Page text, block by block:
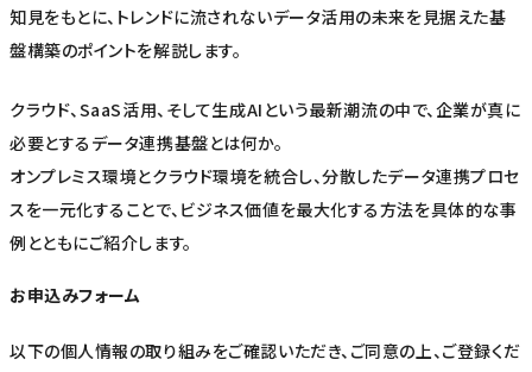
知見をもとに、トレンドに流されないデータ活用の未来を見据えた基
盤構築のポイントを解説します。
クラウド、SaaS活用、そして生成AIという最新潮流の中で、企業が真に
必要とするデータ連携基盤とは何か。
オンプレミス環境とクラウド環境を統合し、分散したデータ連携プロセ
スを一元化することで、ビジネス価値を最大化する方法を具体的な事
例とともにご紹介します。
お申込みフォーム
以下の個人情報の取り組みをご確認いただき、ご同意の上、ご登録くだ